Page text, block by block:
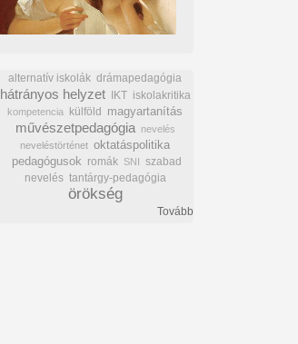
alternatív iskolák drámapedagógia
hátrányos helyzet IKT iskolakritika
kompetencia külföld magyartanítás
művészetpedagógia
nevelés
neveléstörténet oktatáspolitika
pedagógusok romák SNI szabad
nevelés tantárgy-pedagógia
örökség
Tovább